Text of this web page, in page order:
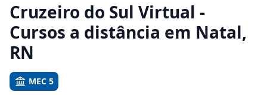
Cruzeiro do Sul Virtual -
Cursos a distância em Natal,
RN
MEC 5